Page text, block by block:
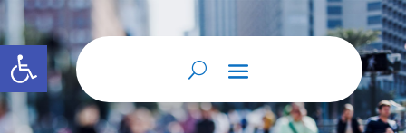
Abrir barra de herramientas